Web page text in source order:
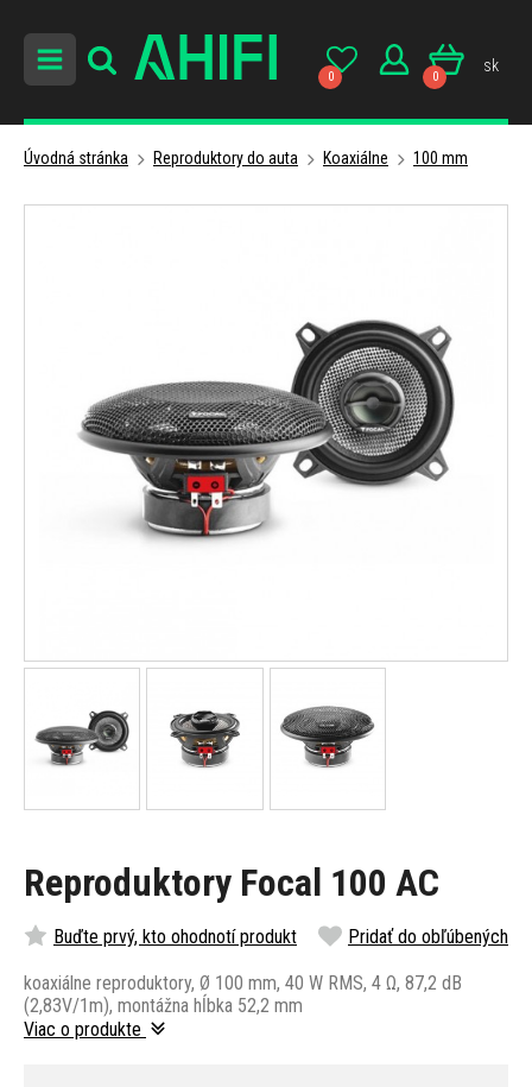
0 0
sk
Úvodná stránka Reproduktory do auta Koaxiálne 100 mm
Reproduktory Focal 100 AC
Buďte prvý, kto ohodnotí produkt Pridať do obľúbených
koaxiálne reproduktory, Ø 100 mm, 40 W RMS, 4 Ω, 87,2 dB
(2,83V/1m), montážna hĺbka 52,2 mm
Viac o produkte